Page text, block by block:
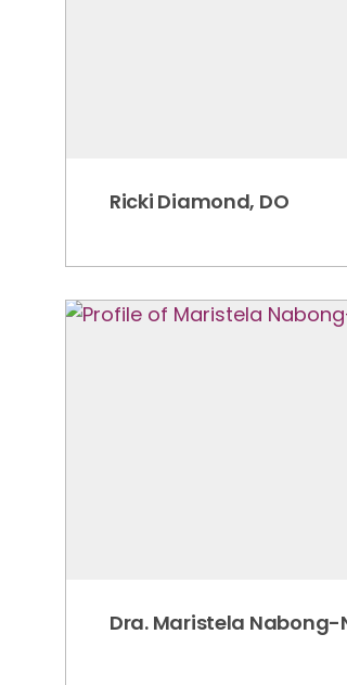
Ricki Diamond, DO
Dra. Maristela Nabong-